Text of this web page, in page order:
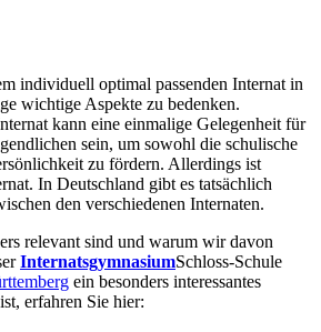
individuell optimal passenden Internat in
wichtige Aspekte zu bedenken.
kann eine einmalige Gelegenheit für
sein, um sowohl die schulische
zu fördern. Allerdings ist
In Deutschland gibt es tatsächlich
den verschiedenen Internaten.
relevant sind und warum wir davon
InternatsgymnasiumSchloss-Schule
ein besonders interessantes
erfahren Sie hier: